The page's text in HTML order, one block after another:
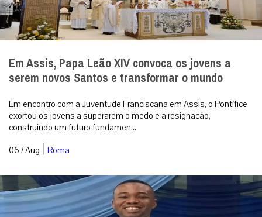
Em Assis, Papa Leão XIV convoca os jovens a
serem novos Santos e transformar o mundo
Em encontro com a Juventude Franciscana em Assis, o Pontífice
exortou os jovens a superarem o medo e a resignação,
construindo um futuro fundamen...
06 / Aug | Roma